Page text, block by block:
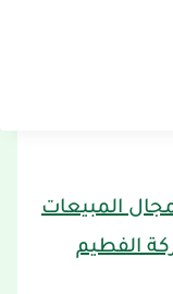
المبيعات
الفطيم